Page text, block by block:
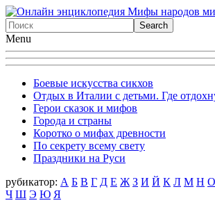
Menu
Боевые искусства сикхов
Отдых в Италии с детьми. Где
Герои сказок и мифов
Города и страны
Коротко о мифах древности
По секрету всему свету
Праздники на Руси
рубикатор: А Б В Г Д Е Ж З И Й К Л М Н О
Ч Ш Э Ю Я